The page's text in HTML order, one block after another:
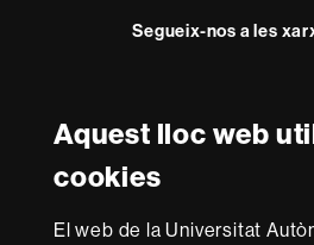
Aquest lloc web
cookies
El web de la Universitat
Segueix-nos a les
Reconeixement